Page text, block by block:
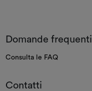
Domande frequenti
Consulta le FAQ
Contatti